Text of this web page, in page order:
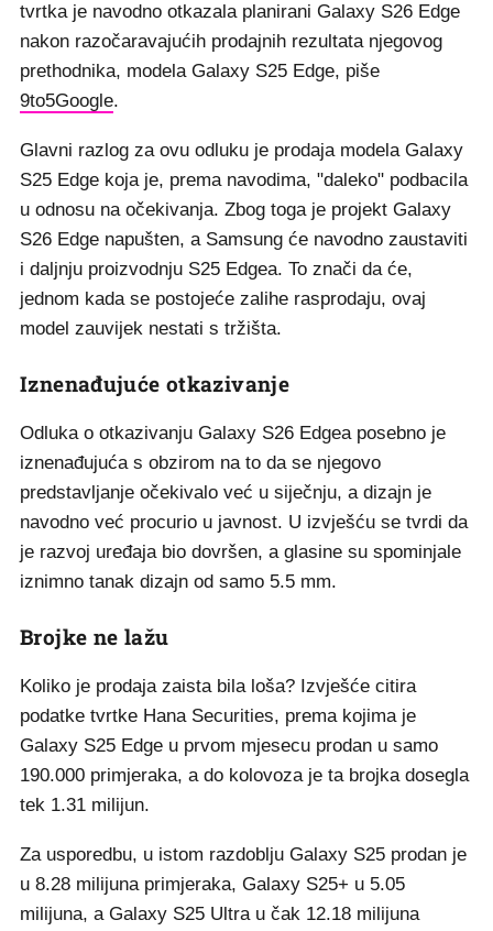
tvrtka je navodno otkazala planirani Galaxy S26 Edge
nakon razočaravajućih prodajnih rezultata njegovog
prethodnika, modela Galaxy S25 Edge, piše
9to5Google.
Glavni razlog za ovu odluku je prodaja modela Galaxy
S25 Edge koja je, prema navodima, "daleko" podbacila
u odnosu na očekivanja. Zbog toga je projekt Galaxy
S26 Edge napušten, a Samsung će navodno zaustaviti
i daljnju proizvodnju S25 Edgea. To znači da će,
jednom kada se postojeće zalihe rasprodaju, ovaj
model zauvijek nestati s tržišta.
Iznenađujuće otkazivanje
Odluka o otkazivanju Galaxy S26 Edgea posebno je
iznenađujuća s obzirom na to da se njegovo
predstavljanje očekivalo već u siječnju, a dizajn je
navodno već procurio u javnost. U izvješću se tvrdi da
je razvoj uređaja bio dovršen, a glasine su spominjale
iznimno tanak dizajn od samo 5.5 mm.
Brojke ne lažu
Koliko je prodaja zaista bila loša? Izvješće citira
podatke tvrtke Hana Securities, prema kojima je
Galaxy S25 Edge u prvom mjesecu prodan u samo
190.000 primjeraka, a do kolovoza je ta brojka dosegla
tek 1.31 milijun.
Za usporedbu, u istom razdoblju Galaxy S25 prodan je
u 8.28 milijuna primjeraka, Galaxy S25+ u 5.05
milijuna, a Galaxy S25 Ultra u čak 12.18 milijuna